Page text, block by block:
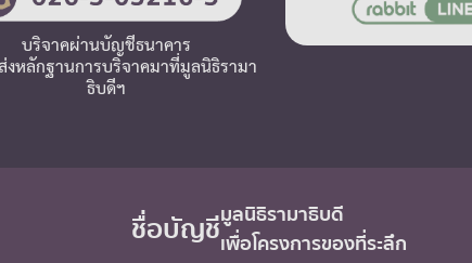
บริจาคผ่านบัญชีธนาคาร
หลักฐานการบริจาคมาที่มูลนิธิรามา
ธิบดีฯ
ชื่อบัญชีมูลนิธิรามาธิบดี
เพื่อโครงการของที่ระลึก